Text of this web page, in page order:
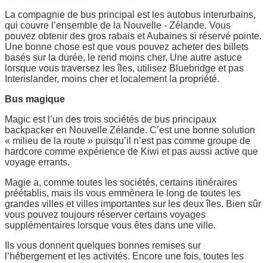
La compagnie de bus principal est les autobus interurbains,
qui couvre l’ensemble de la Nouvelle - Zélande. Vous
pouvez obtenir des gros rabais et Aubaines si réservé pointe.
Une bonne chose est que vous pouvez acheter des billets
basés sur la durée, le rend moins cher. Une autre astuce
lorsque vous traversez les îles, utilisez Bluebridge et pas
Interislander, moins cher et localement la propriété.
Bus magique
Magic est l’un des trois sociétés de bus principaux
backpacker en Nouvelle Zélande. C’est une bonne solution
« milieu de la route » puisqu’il n’est pas comme groupe de
hardcore comme expérience de Kiwi et pas aussi active que
voyage errants.
Magie a, comme toutes les sociétés, certains itinéraires
préétablis, mais ils vous emmènera le long de toutes les
grandes villes et villes importantes sur les deux îles. Bien sûr
vous pouvez toujours réserver certains voyages
supplémentaires lorsque vous êtes dans une ville.
Ils vous donnent quelques bonnes remises sur
l’hébergement et les activités. Encore une fois, toutes les